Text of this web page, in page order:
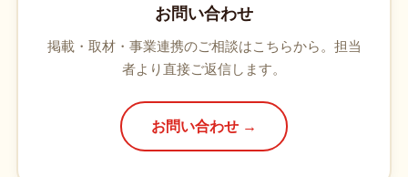
お問い合わせ
掲載・取材・事業連携のご相談はこちらから。担当
者より直接ご返信します。
お問い合わせ →